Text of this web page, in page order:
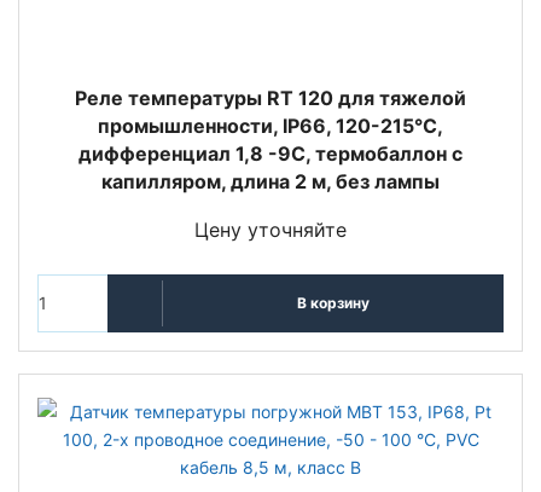
Реле температуры RT 120 для тяжелой
промышленности, IP66, 120-215°С,
дифференциал 1,8 -9С, термобаллон с
капилляром, длина 2 м, без лампы
Цену уточняйте
В корзину